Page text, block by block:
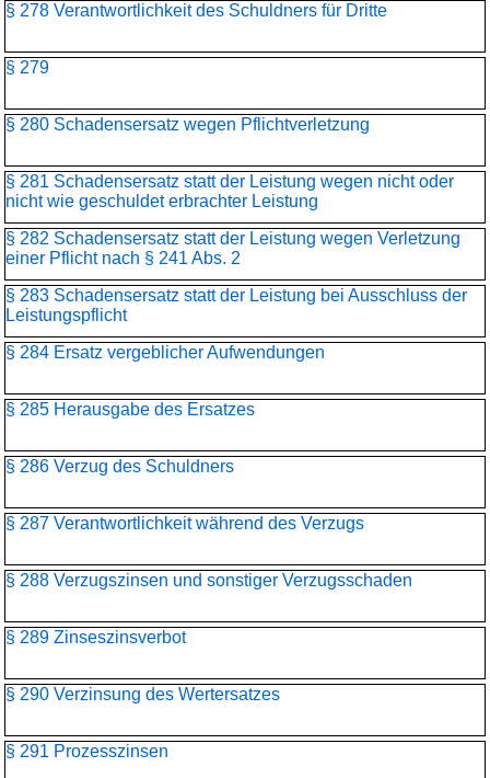
§ 278 Verantwortlichkeit des Schuldners für Dritte
§ 279
§ 280 Schadensersatz wegen Pflichtverletzung
§ 281 Schadensersatz statt der Leistung wegen nicht oder
nicht wie geschuldet erbrachter Leistung
§ 282 Schadensersatz statt der Leistung wegen Verletzung
einer Pflicht nach § 241 Abs. 2
§ 283 Schadensersatz statt der Leistung bei Ausschluss der
Leistungspflicht
§ 284 Ersatz vergeblicher Aufwendungen
§ 285 Herausgabe des Ersatzes
§ 286 Verzug des Schuldners
§ 287 Verantwortlichkeit während des Verzugs
§ 288 Verzugszinsen und sonstiger Verzugsschaden
§ 289 Zinseszinsverbot
§ 290 Verzinsung des Wertersatzes
§ 291 Prozesszinsen